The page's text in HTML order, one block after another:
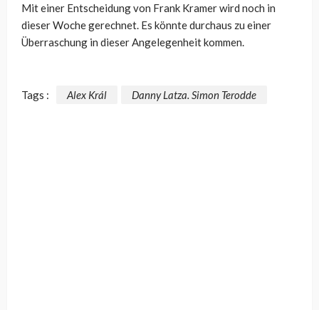
Mit einer Entscheidung von Frank Kramer wird noch in
dieser Woche gerechnet. Es könnte durchaus zu einer
Überraschung in dieser Angelegenheit kommen.
Tags : Alex Král Danny Latza. Simon Terodde